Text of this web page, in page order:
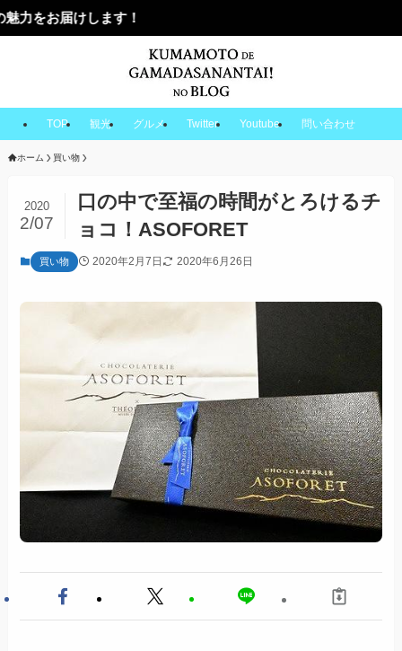
ます！
TOP 観光 グルメ Twitter Youtube 問い合わせ
ホーム 買い物
口の中で至福の時間がとろけるチ
ョコ！ASOFORET
2020
2/07
買い物 2020年2月7日 2020年6月26日